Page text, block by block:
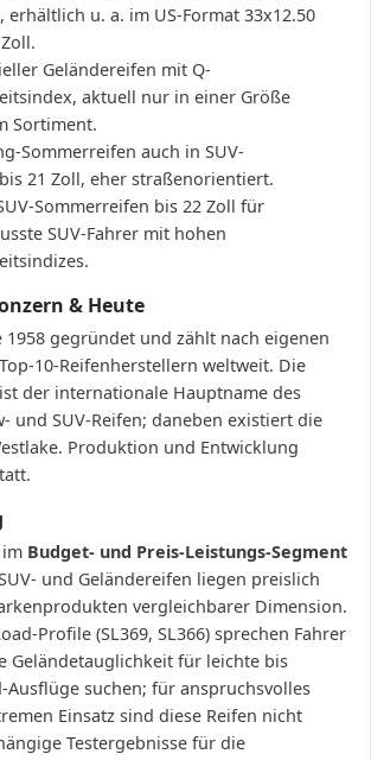
erhältlich u. a. im US-Format 33x12.50
Geländereifen mit Q-
aktuell nur in einer Größe
Sortiment.
Sommerreifen auch in SUV-
21 Zoll, eher straßenorientiert.
Sommerreifen bis 22 Zoll für
SUV-Fahrer mit hohen
& Heute
1958 gegründet und zählt nach eigenen
10-Reifenherstellern weltweit. Die
der internationale Hauptname des
und SUV-Reifen; daneben existiert die
Produktion und Entwicklung
Budget- und Preis-Leistungs-Segment
und Geländereifen liegen preislich
vergleichbarer Dimension.
Profile (SL369, SL366) sprechen Fahrer
Geländetauglichkeit für leichte bis
Ausflüge suchen; für anspruchsvolles
Einsatz sind diese Reifen nicht
Testergebnisse für die